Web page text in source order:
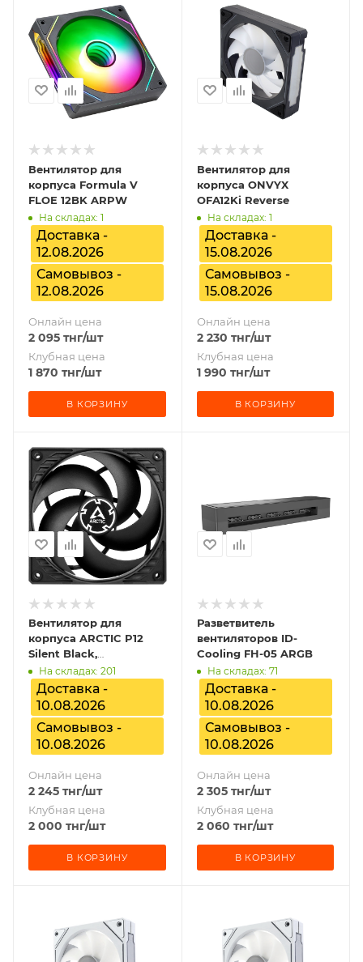
Вентилятор для
корпуса Formula V
FLOE 12BK ARPW
На складах: 1
Доставка -
12.08.2026
Самовывоз -
12.08.2026
Онлайн цена
2 095 тнг/шт
Клубная цена
1 870 тнг/шт
В КОРЗИНУ
Вентилятор для
корпуса ONVYX
OFA12Ki Reverse
На складах: 1
Доставка -
15.08.2026
Самовывоз -
15.08.2026
Онлайн цена
2 230 тнг/шт
Клубная цена
1 990 тнг/шт
В КОРЗИНУ
Вентилятор для
корпуса ARCTIC P12
Silent Black,
ACFAN00130A
На складах: 201
Доставка -
10.08.2026
Самовывоз -
10.08.2026
Онлайн цена
2 245 тнг/шт
Клубная цена
2 000 тнг/шт
В КОРЗИНУ
Разветвитель
вентиляторов ID-
Cooling FH-05 ARGB
На складах: 71
Доставка -
10.08.2026
Самовывоз -
10.08.2026
Онлайн цена
2 305тнг/шт
Клубная цена
2 060 тнг/шт
В КОРЗИНУ